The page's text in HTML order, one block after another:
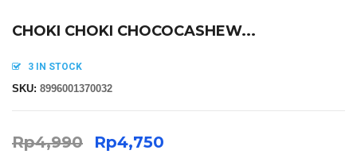
CHOKI CHOKI CHOCOCASHEW...
3 IN STOCK
SKU: 8996001370032
Rp4,990 Rp4,750